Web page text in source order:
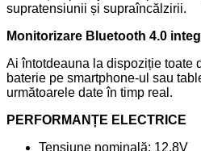
supratensiunii și supraîncălzirii.
Monitorizare Bluetooth 4.0
Ai întotdeauna la dispoziție toate
baterie pe smartphone-ul sau
următoarele date în timp real.
PERFORMANȚE ELECTRICE
Tensiune nominală: 12,8V